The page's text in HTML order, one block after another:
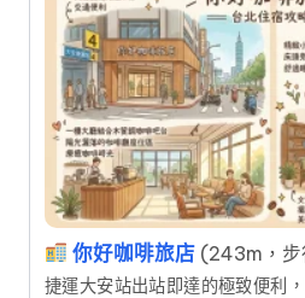
你好咖啡旅店 (243m，
捷運大安站出站即達的極致便利